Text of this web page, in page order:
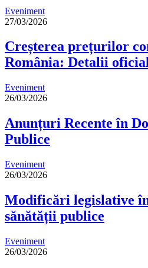
Eveniment
27/03/2026
Creșterea prețurilor
România: Detalii
Eveniment
26/03/2026
Anunțuri Recente în
Publice
Eveniment
26/03/2026
Modificări legislative
sănătății publice
Eveniment
26/03/2026